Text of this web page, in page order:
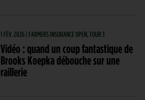
1 FÉV. 2026 | FARMERS INSURANCE OPEN, TOUR 3
Vidéo : quand un coup fantastique de
Brooks Koepka débouche sur une
raillerie